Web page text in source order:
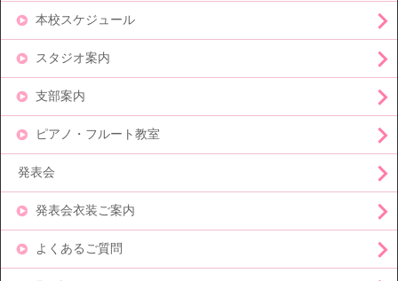
本校スケジュール
スタジオ案内
支部案内
ピアノ・フルート教室
発表会
発表会衣装ご案内
よくあるご質問